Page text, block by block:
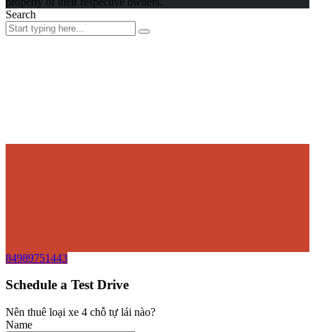
Search
84989751443
Schedule a Test Drive
Nên thuê loại xe 4 chỗ tự lái nào?
Name